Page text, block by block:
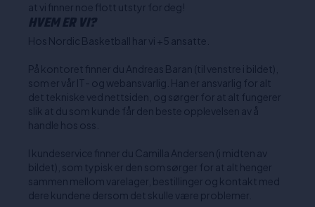
at vi finner noe flott utstyr for deg!
HVEM ER VI?
Hos Nordic Basketball har vi +5 ansatte.
På kontoret finner du Andreas Baran (til venstre i bildet),
som er vår IT- og webansvarlig. Han er ansvarlig for alt
det tekniske ved nettsiden, og sørger for at alt fungerer
slik at du som kunde får den beste opplevelsen av å
handle hos oss.
I kundeservice finner du Camilla Andersen (i midten av
bildet), som typisk er den som sørger for at alt henger
sammen mellom varelager, bestillinger og kontakt med
dere kundene dersom det skulle være problemer.